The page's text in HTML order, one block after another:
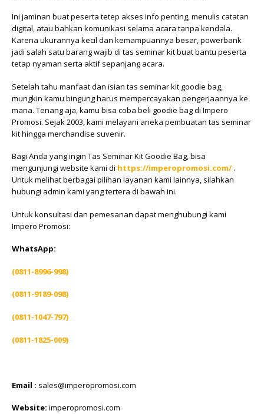
Ini jaminan buat peserta tetep akses info penting, menulis catatan
digital, atau bahkan komunikasi selama acara tanpa kendala.
Karena ukurannya kecil dan kemampuannya besar, powerbank
jadi salah satu barang wajib di tas seminar kit buat bantu peserta
tetap nyaman serta aktif sepanjang acara.
Setelah tahu manfaat dan isian tas seminar kit goodie bag,
mungkin kamu bingung harus mempercayakan pengerjaannya ke
mana. Tenang aja, kamu bisa coba beli goodie bag di Impero
Promosi. Sejak 2003, kami melayani aneka pembuatan tas seminar
kit hingga merchandise suvenir.
Bagi Anda yang ingin Tas Seminar Kit Goodie Bag, bisa
mengunjungi website kami di https://imperopromosi.com/.
Untuk melihat berbagai pilihan layanan kami lainnya, silahkan
hubungi admin kami yang tertera di bawah ini.
Untuk konsultasi dan pemesanan dapat menghubungi kami
Impero Promosi:
WhatsApp:
(0811-8996-998)
(0811-9189-098)
(0811-1047-797)
(0811-1825-009)
Email : sales@imperopromosi.com
Website: imperopromosi.com